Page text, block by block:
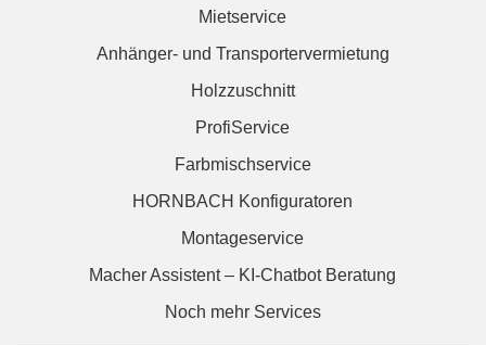
Mietservice
Anhänger- und Transportervermietung
Holzzuschnitt
ProfiService
Farbmischservice
HORNBACH Konfiguratoren
Montageservice
Macher Assistent – KI-Chatbot Beratung
Noch mehr Services